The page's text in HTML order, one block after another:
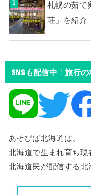
札幌の茹で
荘」を紹介
SNSも配信中！旅行の
あそびば北海道は、
北海道で生まれ育ち現
北海道民が配信する北